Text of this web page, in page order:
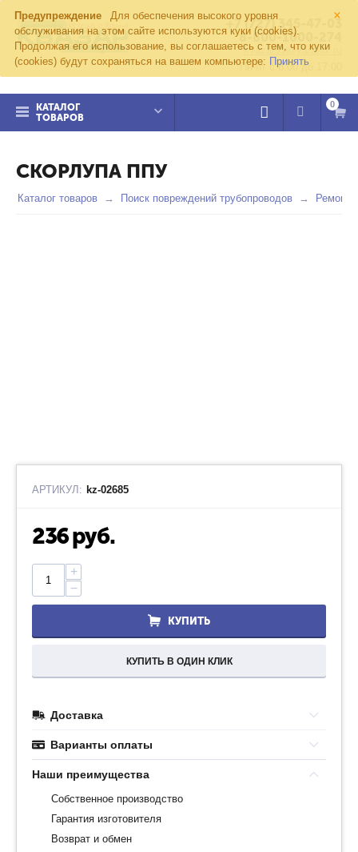
×
Предупреждение
Для обеспечения высокого уровня
обслуживания на этом сайте используются куки (cookies).
Продолжая его использование, вы соглашаетесь с тем, что куки
(cookies) будут сохраняться на вашем компьютере: Принять
+7 (727) 345-47-03
8-800-1000-274
kvazar91@yandex.ru
Пн-пт с 8:00 до 17:00
КАТАЛОГ
ТОВАРОВ
0
СКОРЛУПА ППУ
Каталог товаров Поиск повреждений трубопроводов Ремонт
АРТИКУЛ: kz-02685
236руб.
+
−
КУПИТЬ
КУПИТЬ В ОДИН КЛИК
Доставка
Варианты оплаты
Наши преимущества
Собственное производство
Гарантия изготовителя
Возврат и обмен